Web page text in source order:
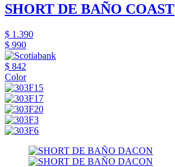
SHORT DE BAÑO COAST
$ 1.390
$ 990
$ 842
Color